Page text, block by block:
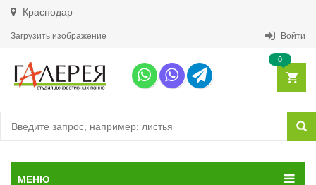
Краснодар
Загрузить изображение Войти
0
МЕНЮ